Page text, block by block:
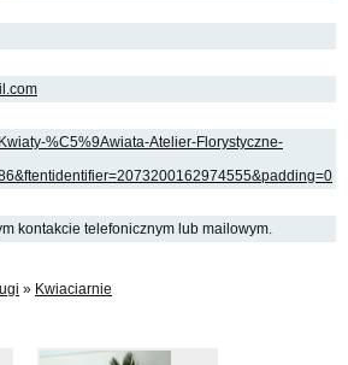
%C5%9Awiata-Atelier-Florystyczne-
kontakcie telefonicznym lub mailowym.
» Kwiaciarnie